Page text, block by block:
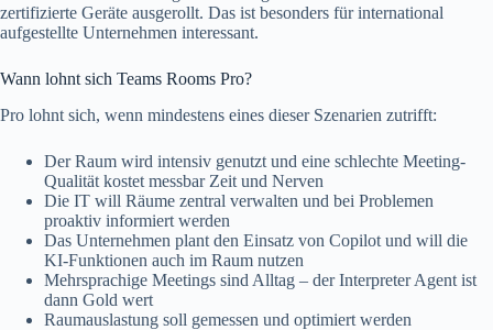
zertifizierte Geräte ausgerollt. Das ist besonders für international
aufgestellte Unternehmen interessant.
Wann lohnt sich Teams Rooms Pro?
Pro lohnt sich, wenn mindestens eines dieser Szenarien zutrifft:
Der Raum wird intensiv genutzt und eine schlechte Meeting-
Qualität kostet messbar Zeit und Nerven
Die IT will Räume zentral verwalten und bei Problemen
proaktiv informiert werden
Das Unternehmen plant den Einsatz von Copilot und will die
KI-Funktionen auch im Raum nutzen
Mehrsprachige Meetings sind Alltag – der Interpreter Agent ist
dann Gold wert
Raumauslastung soll gemessen und optimiert werden